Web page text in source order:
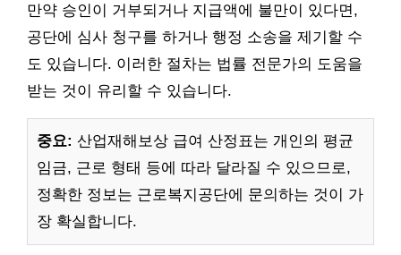
만약 승인이 거부되거나 지급액에 불만이 있다면,
공단에 심사 청구를 하거나 행정 소송을 제기할 수
도 있습니다. 이러한 절차는 법률 전문가의 도움을
받는 것이 유리할 수 있습니다.
중요: 산업재해보상 급여 산정표는 개인의 평균
임금, 근로 형태 등에 따라 달라질 수 있으므로,
정확한 정보는 근로복지공단에 문의하는 것이 가
장 확실합니다.